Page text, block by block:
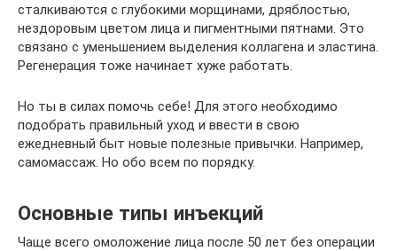
сталкиваются с глубокими морщинами, дряблостью,
нездоровым цветом лица и пигментными пятнами. Это
связано с уменьшением выделения коллагена и эластина.
Регенерация тоже начинает хуже работать.
Но ты в силах помочь себе! Для этого необходимо
подобрать правильный уход и ввести в свою
ежедневный быт новые полезные привычки. Например,
самомассаж. Но обо всем по порядку.
Основные типы инъекций
Чаще всего омоложение лица после 50 лет без операции